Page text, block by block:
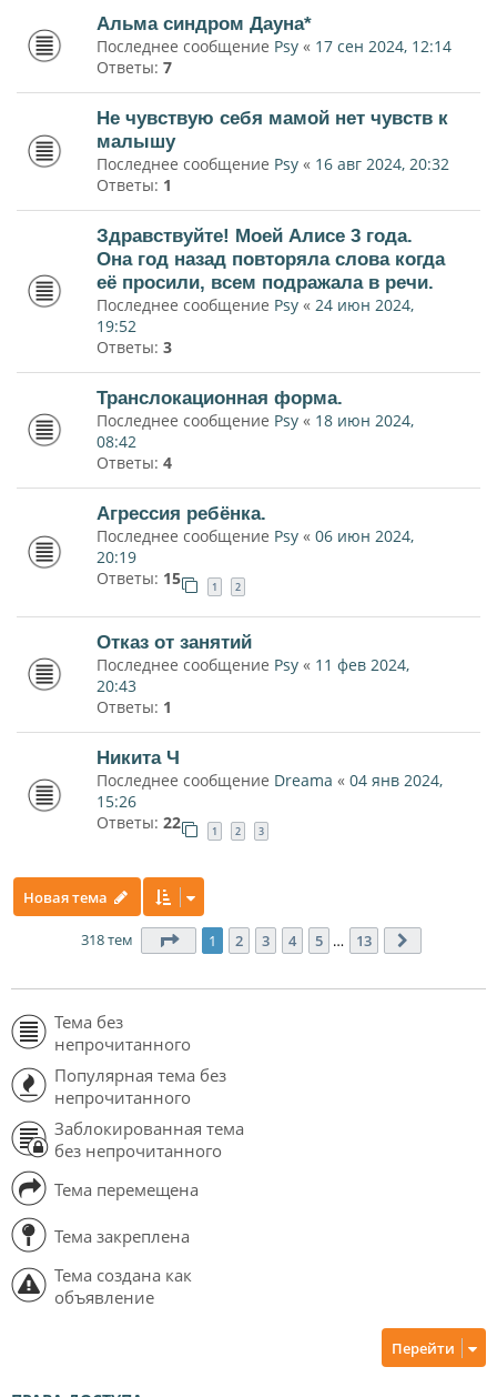
Альма синдром Дауна*
Последнее сообщение Psy « 17 сен 2024, 12:14
Ответы: 7
Не чувствую себя мамой нет чувств к
малышу
Последнее сообщение Psy « 16 авг 2024, 20:32
Ответы: 1
Здравствуйте! Моей Алисе 3 года.
Она год назад повторяла слова когда
её просили, всем подражала в речи.
Последнее сообщение Psy « 24 июн 2024,
19:52
Ответы: 3
Транслокационная форма.
Последнее сообщение Psy « 18 июн 2024,
08:42
Ответы: 4
Агрессия ребёнка.
Последнее сообщение Psy « 06 июн 2024,
20:19
Ответы: 15 1 2
Отказ от занятий
Последнее сообщение Psy « 11 фев 2024,
20:43
Ответы: 1
Никита Ч
Последнее сообщение Dreama « 04 янв 2024,
15:26
Ответы: 22 1 2 3
Новая тема
318 тем Страница 1из 13
1 2 3 4 5 … 13
Тема без
непрочитанного
Популярная тема без
непрочитанного
Заблокированная тема
без непрочитанного
Тема перемещена
Тема закреплена
Тема создана как
объявление
Перейти